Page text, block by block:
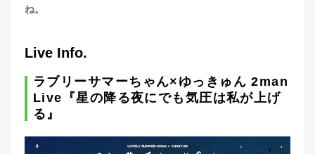
ね。
Live Info.
ラブリーサマーちゃん×ゆっきゅん 2man
Live『星の降る夜にでも気圧は私が上げ
る』